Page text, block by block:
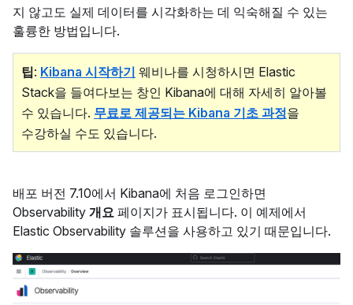
지 않고도 실제 데이터를 시각화하는 데 익숙해질 수 있는
훌륭한 방법입니다.
팁: Kibana 시작하기 웨비나를 시청하시면 Elastic
Stack을 들여다보는 창인 Kibana에 대해 자세히 알아볼
수 있습니다. 무료로 제공되는 Kibana 기초 과정을
수강하실 수도 있습니다.
배포 버전 7.10에서 Kibana에 처음 로그인하면
Observability 개요 페이지가 표시됩니다. 이 예제에서
Elastic Observability 솔루션을 사용하고 있기 때문입니다.